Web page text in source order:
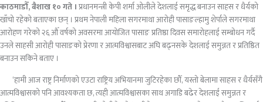
काठमाडौँ, बैशाख १० गते ।प्रधानमन्त्री केपी शर्मा ओलीले देशलाई समृद्ध बनाउन साहस र धैर्यको
खाँचो रहेको बताएका छन् । प्रथम नेपाली महिला सगरमाथा आरोही पासाङल्हामु शेर्पाले सगरमाथा
आरोहण गरेको २६ औँ वर्षको अवसरमा आयोजित पासाङ प्रतिष्ठा दिवस समारोहलाई सम्बोधन गर्दै
उनले साहसी आरोही पासाङको प्रेरणा र आत्मविश्वासबाट अघि बढ्नसके देशलाई समुन्नत र प्रतिष्ठित
बनाउन सकिने बताए ।
‘हामी आज राष्ट्र निर्माणको एउटा राष्ट्रिय अभियानमा जुटिरहेका छौँ, यस्तो बेलामा साहस र धैर्यसँगै
आत्मविश्वासको पनि आवश्यकता छ, त्यही आत्मविश्वासका साथ अगाडि बढेर देशलाई समुन्नत र